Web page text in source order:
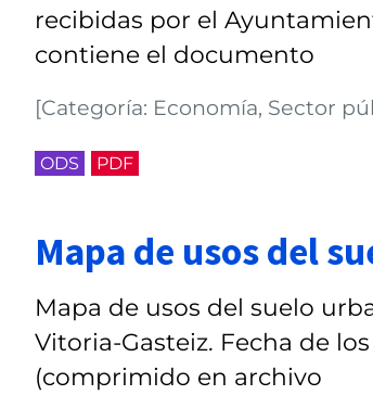
recibidas por el
contiene el documento
[Categoría: Economía, Sector
ODS PDF
Mapa de usos del
Mapa de usos del suelo
Vitoria-Gasteiz. Fecha de
(comprimido en archivo